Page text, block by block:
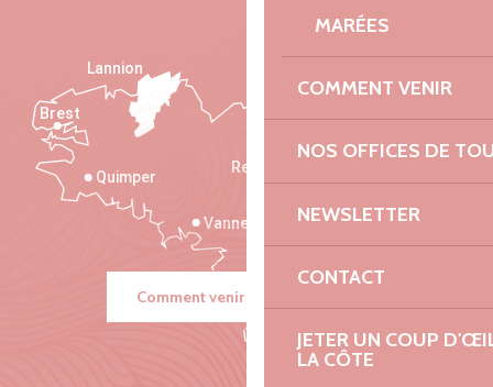
MARÉES
COMMENT VENIR
NOS OFFICES DE
NEWSLETTER
CONTACT
JETER UN COUP
LA CÔTE
Saint-Malo
Rennes
Vannes
Quimper
Lannion
Brest
Comment venir ?